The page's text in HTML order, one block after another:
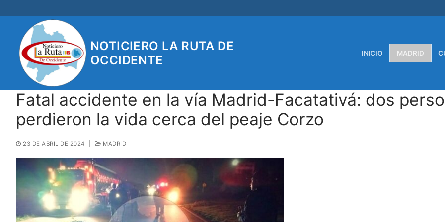
al
contenido
NOTICIERO LA RUTA DE
OCCIDENTE
INICIO MADRID
Fatal accidente en la vía Madrid-Facatativá: dos
perdieron la vida cerca del peaje Corzo
23 DE ABRIL DE 2024 MADRID